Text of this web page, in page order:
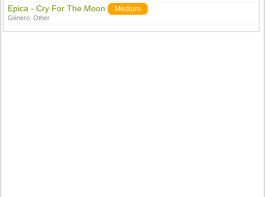
Epica - Cry For The Moon Medium
Género:Other